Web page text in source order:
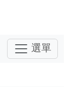
選單